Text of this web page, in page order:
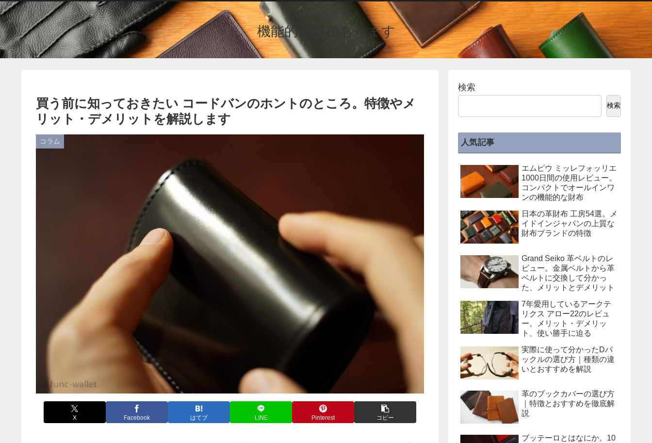
機能的な財布あります
買う前に知っておきたい コードバンのホントのところ。特徴やメ
リット・デメリットを解説します
コラム
X Facebook はてブ LINE Pinterest コピー
検索
検索
人気記事
エムピウ ミッレフォッリエ
1000日間の使用レビュー。
コンパクトでオールインワ
ンの機能的な財布
日本の革財布 工房54選。メ
イドインジャパンの上質な
財布ブランドの特徴
Grand Seiko 革ベルトのレ
ビュー。金属ベルトから革
ベルトに交換して分かっ
た、メリットとデメリット
7年愛用しているアークテ
リクス アロー22のレビュ
ー。メリット・デメリッ
ト、使い勝手に迫る
実際に使って分かったDバ
ックルの選び方｜種類の違
いとおすすめを解説
革のブックカバーの選び方
｜特徴とおすすめを徹底解
説
ブッテーロとはなにか。10